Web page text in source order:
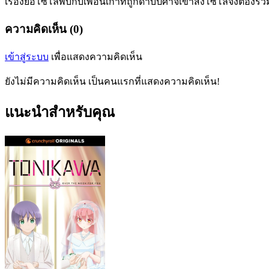
ความคิดเห็น (0)
เข้าสู่ระบบ เพื่อแสดงความคิดเห็น
ยังไม่มีความคิดเห็น เป็นคนแรกที่แสดงความคิดเห็น!
แนะนำสำหรับคุณ